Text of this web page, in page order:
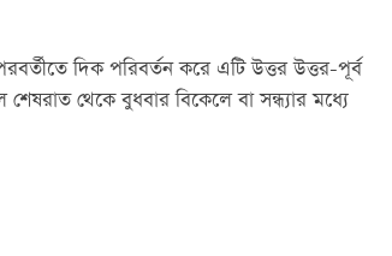
দিক পরিবর্তন করে এটি উত্তর উত্তর-পূর্ব
থেকে বুধবার বিকেলে বা সন্ধ্যার মধ্যে